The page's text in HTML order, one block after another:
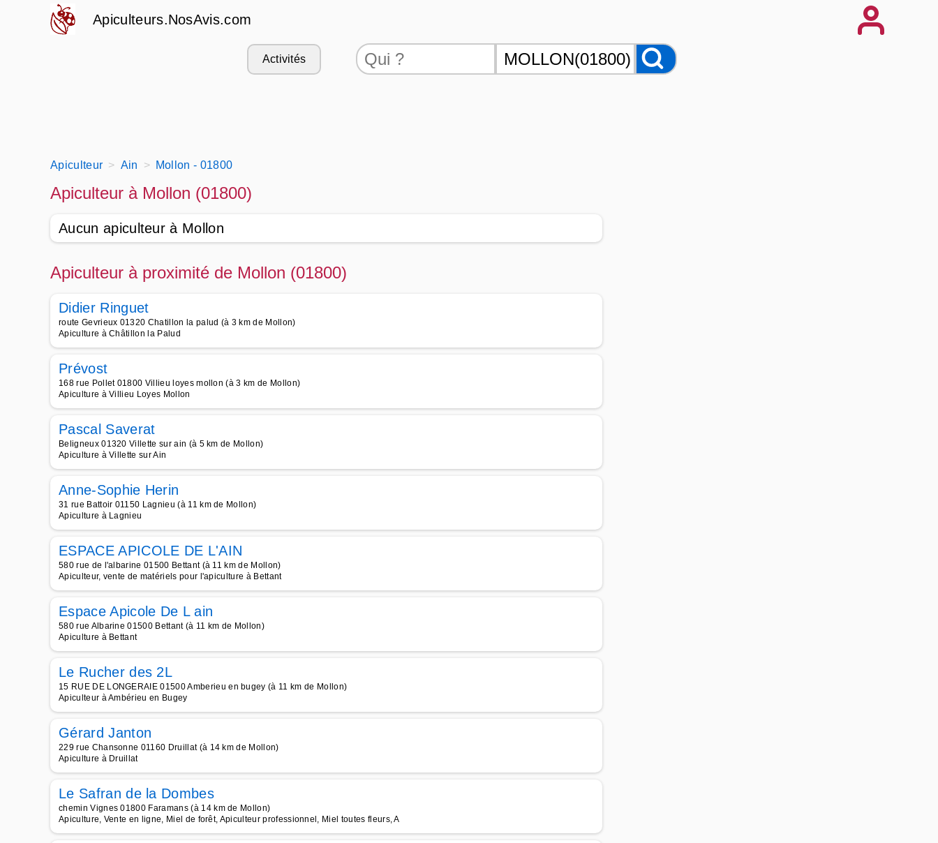
Apiculteurs.NosAvis.com
Activités
Apiculteur Ain Mollon - 01800
Apiculteur à Mollon (01800)
Aucun apiculteur à Mollon
Apiculteur à proximité de Mollon (01800)
Didier Ringuet
route Gevrieux 01320 Chatillon la palud (à 3 km de Mollon)
Apiculture à Châtillon la Palud
Prévost
168 rue Pollet 01800 Villieu loyes mollon (à 3 km de Mollon)
Apiculture à Villieu Loyes Mollon
Pascal Saverat
Beligneux 01320 Villette sur ain (à 5 km de Mollon)
Apiculture à Villette sur Ain
Anne-Sophie Herin
31 rue Battoir 01150 Lagnieu (à 11 km de Mollon)
Apiculture à Lagnieu
ESPACE APICOLE DE L'AIN
580 rue de l'albarine 01500 Bettant (à 11 km de Mollon)
Apiculteur, vente de matériels pour l'apiculture à Bettant
Espace Apicole De L ain
580 rue Albarine 01500 Bettant (à 11 km de Mollon)
Apiculture à Bettant
Le Rucher des 2L
15 RUE DE LONGERAIE 01500 Amberieu en bugey (à 11 km de Mollon)
Apiculteur à Ambérieu en Bugey
Gérard Janton
229 rue Chansonne 01160 Druillat (à 14 km de Mollon)
Apiculture à Druillat
Le Safran de la Dombes
chemin Vignes 01800 Faramans (à 14 km de Mollon)
Apiculture, Vente en ligne, Miel de forêt, Apiculteur professionnel, Miel toutes fleurs, A